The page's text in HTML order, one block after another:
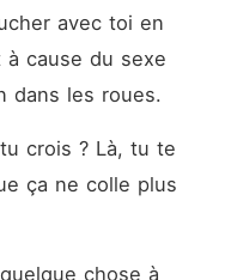
avec toi en
cause du sexe
dans les roues.
crois ? Là, tu te
ça ne colle plus